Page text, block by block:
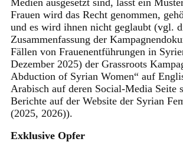
Frauen wird das Recht genommen,
und es wird ihnen nicht geglaubt (vgl.
Zusammenfassung der
Fällen von Frauenentführungen in
Dezember 2025) der Grassroots
Abduction of Syrian Women“ auf
Arabisch auf deren Social-Media Seite
Berichte auf der Website der Syrian
(2025, 2026)).
Exklusive Opfer